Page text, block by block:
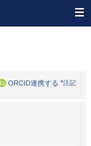
ORCID連携する *注記